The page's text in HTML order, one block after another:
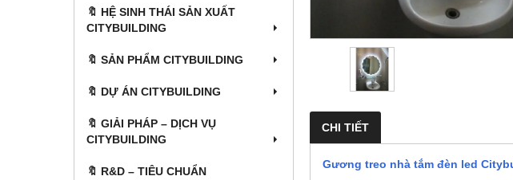
🔖 HỆ SINH THÁI SẢN XUẤT
CITYBUILDING
🔖 SẢN PHẨM CITYBUILDING
🔖 DỰ ÁN CITYBUILDING
🔖 GIẢI PHÁP – DỊCH VỤ
CITYBUILDING
🔖​​​​​​​ R&D – TIÊU CHUẨN
CHI TIẾT
Gương treo nhà tắm đèn led